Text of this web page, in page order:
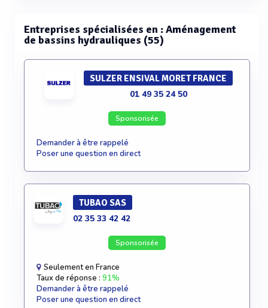
Entreprises spécialisées en : Aménagement
de bassins hydrauliques (55)
SULZER ENSIVAL MORET FRANCE
01 49 35 24 50
Sponsorisée
Demander à être rappelé
Poser une question en direct
TUBAO SAS
02 35 33 42 42
Sponsorisée
Seulement en France
Taux de réponse : 91%
Demander à être rappelé
Poser une question en direct